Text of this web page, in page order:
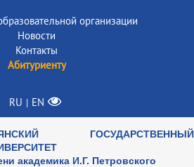
организации
Новости
Контакты
Абитуриенту
RU | EN
ГОСУДАРСТВЕННЫЙ
академика И.Г. Петровского